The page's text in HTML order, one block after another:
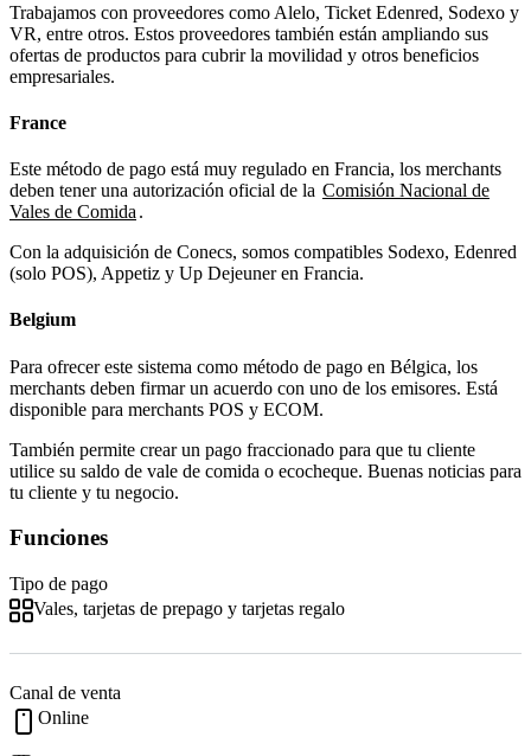
Trabajamos con proveedores como Alelo, Ticket Edenred, Sodexo y
VR, entre otros. Estos proveedores también están ampliando sus
ofertas de productos para cubrir la movilidad y otros beneficios
empresariales.
France
Este método de pago está muy regulado en Francia, los merchants
deben tener una autorización oficial de la Comisión Nacional de
Vales de Comida .
Con la adquisición de Conecs, somos compatibles Sodexo, Edenred
(solo POS), Appetiz y Up Dejeuner en Francia.
Belgium
Para ofrecer este sistema como método de pago en Bélgica, los
merchants deben firmar un acuerdo con uno de los emisores. Está
disponible para merchants POS y ECOM.
También permite crear un pago fraccionado para que tu cliente
utilice su saldo de vale de comida o ecocheque. Buenas noticias para
tu cliente y tu negocio.
Funciones
Tipo de pago
Vales, tarjetas de prepago y tarjetas regalo
Canal de venta
Online